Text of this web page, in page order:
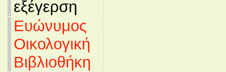
εξέγερση
Ευώνυμος
Οικολογική
Βιβλιοθήκη